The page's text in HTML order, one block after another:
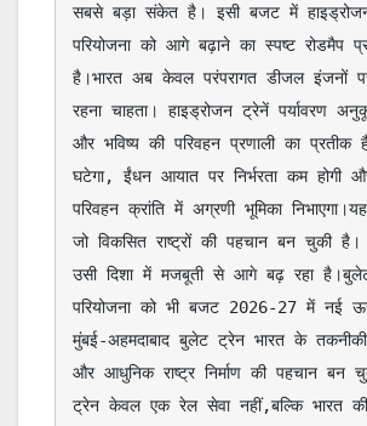
सबसे बड़ा संकेत है। इसी बजट में
परियोजना को आगे बढ़ाने का स्पष्ट रोडमैप
है।भारत अब केवल परंपरागत डीजल इंजनों पर
रहना चाहता। हाइड्रोजन ट्रेनें पर्यावरण
और भविष्य की परिवहन प्रणाली का प्रतीक
घटेगा, ईंधन आयात पर निर्भरता कम होगी
परिवहन क्रांति में अग्रणी भूमिका
जो विकसित राष्ट्रों की पहचान बन चुकी
उसी दिशा में मजबूती से आगे बढ़ रहा
परियोजना को भी बजट 2026-27 में नई
मुंबई-अहमदाबाद बुलेट ट्रेन भारत के तकनीकी
और आधुनिक राष्ट्र निर्माण की पहचान बन
ट्रेन केवल एक रेल सेवा नहीं,बल्कि भारत की